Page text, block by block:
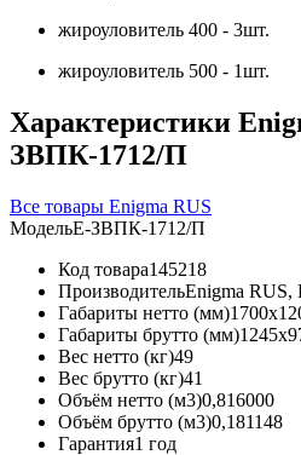
жироуловитель 400 - 3шт.
жироуловитель 500 - 1шт.
Характеристики
ЗВПК-1712/П
Все товары Enigma RUS
МодельЕ-ЗВПК-1712/П
Код товара145218
ПроизводительEnigma RUS,
Габариты нетто (мм)
Габариты брутто (мм)
Вес нетто (кг)49
Вес брутто (кг)41
Объём нетто (м3)0,816000
Объём брутто (м3)0,181148
Гарантия1 год